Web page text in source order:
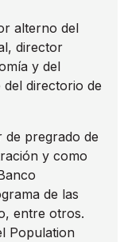
alterno del
director
y del
directorio de
de pregrado de
y como
de las
entre otros.
Population